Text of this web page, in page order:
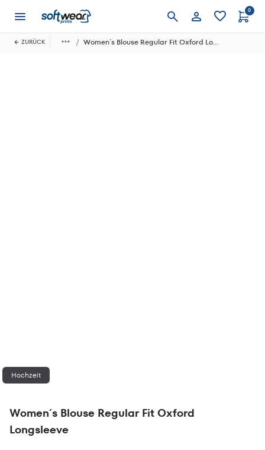
Anmelden
0
ZURÜCK Women´s Blouse Regular Fit Oxford Longsleeve
Hochzeit
Women´s Blouse Regular Fit Oxford
Longsleeve